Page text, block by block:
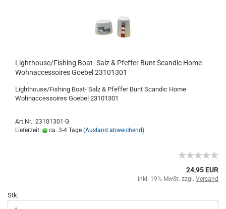
Lighthouse/Fishing Boat- Salz & Pfeffer Bunt Scandic Home
Wohnaccessoires Goebel 23101301
Lighthouse/Fishing Boat- Salz & Pfeffer Bunt Scandic Home
Wohnaccessoires Goebel 23101301
Art.Nr.: 23101301-G
Lieferzeit:
ca. 3-4 Tage (Ausland abweichend)
24,95 EUR
inkl. 19% MwSt. zzgl. Versand
Stk: